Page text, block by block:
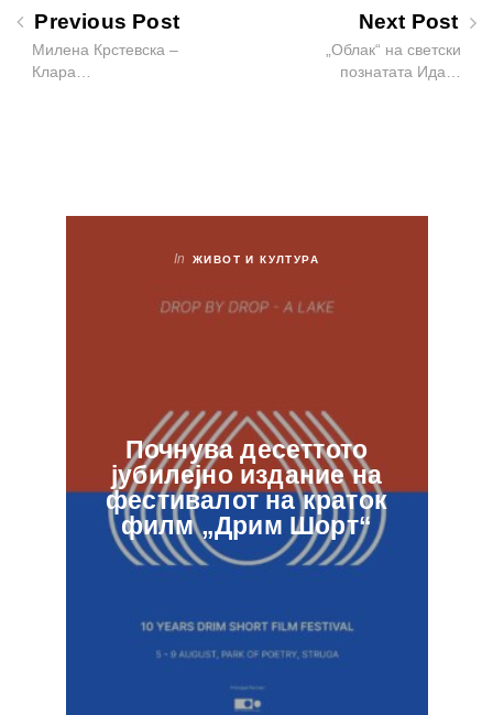
Previous Post
Милена Крстевска –
Клара…
Next Post
„Облак“ на светски
познатата Ида…
In ЖИВОТ И КУЛТУРА
Почнува десеттото
јубилејно издание на
фестивалот на краток
филм „Дрим Шорт“